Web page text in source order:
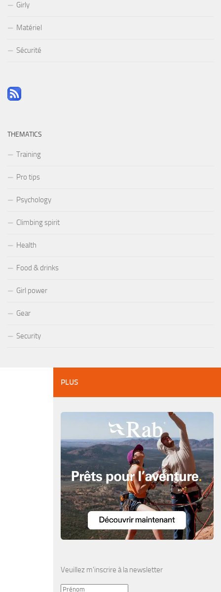
Girly
Matériel
Sécurité
THEMATICS
Training
Pro tips
Psychology
Climbing spirit
Health
Food & drinks
Girl power
Gear
Security
PLUS
Veuillez m'inscrire à la newsletter